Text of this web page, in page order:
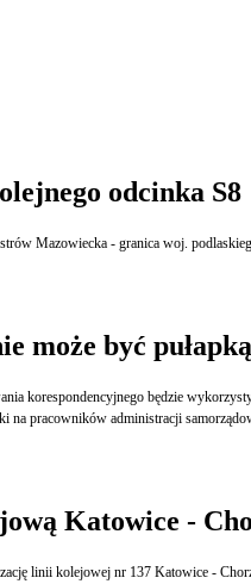
odcinka S8
Mazowiecka - granica woj.
może być
korespondencyjnego będzie
na pracowników administracji
Katowice -
linii kolejowej nr 137 Katowice -